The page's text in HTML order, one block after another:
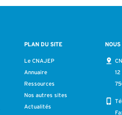
PLAN DU SITE
Le CNAJEP
Annuaire
Ressources
Nos autres sites
Actualités
NOUS
12